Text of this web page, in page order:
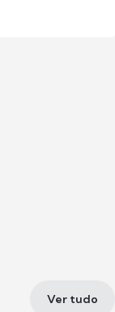
Ver tudo